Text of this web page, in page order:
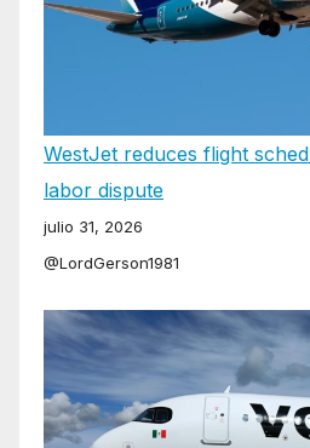
WestJet reduces flight
labor dispute
julio 31, 2026
@LordGerson1981